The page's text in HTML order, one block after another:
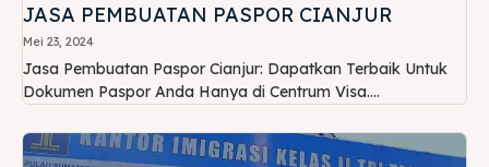
JASA PEMBUATAN PASPOR CIANJUR
Mei 23, 2024
Jasa Pembuatan Paspor Cianjur: Dapatkan Terbaik Untuk
Dokumen Paspor Anda Hanya di Centrum Visa....